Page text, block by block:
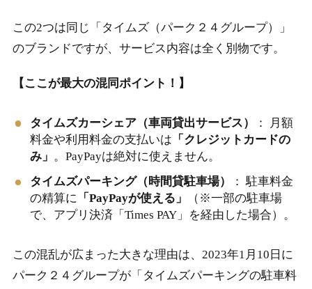
この2つは同じ「タイムズ（パーク２４グループ）」
のブランドですが、サービス内容は全く別物です。
【ここが最大の混同ポイント！】
タイムズカーシェア（車両貸出サービス）
： 月額
料金や利用料金の支払いは 「クレジットカードの
み」 。PayPayは絶対に使えません。
タイムズパーキング（時間貸駐車場）
： 駐車料金
の精算に 「PayPayが使える」
（※一部の駐車場
で、アプリ決済「Times PAY」を経由した場合）。
この混乱が広まった大きな理由は、2023年1月10日に
パーク２４グループが「タイムズパーキングの駐車料